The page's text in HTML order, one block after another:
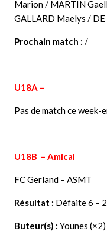
Marion / MARTIN
GALLARD Maelys /
Prochain match : /
U18A –
Pas de match ce week-
U18B – Amical
FC Gerland – ASMT
Résultat : Défaite 6 – 2
Buteur(s) : Younes (×2)